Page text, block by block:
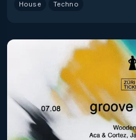
House Techno